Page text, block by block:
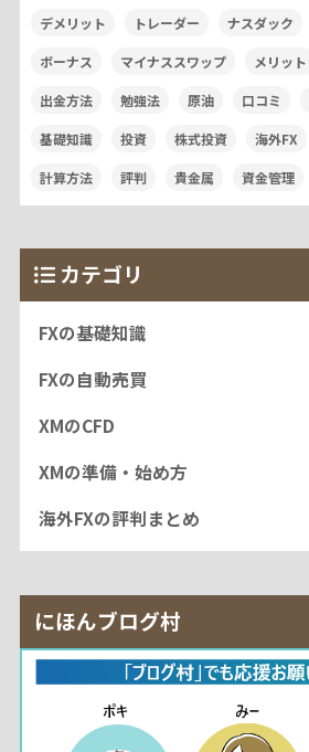
デメリット トレーダー ナスダック
ボーナス マイナススワップ メリット
出金方法 勉強法 原油 口コミ
基礎知識 投資 株式投資 海外FX
計算方法 評判 貴金属 資金管理
カテゴリ
FXの基礎知識
FXの自動売買
XMのCFD
XMの準備・始め方
海外FXの評判まとめ
にほんブログ村